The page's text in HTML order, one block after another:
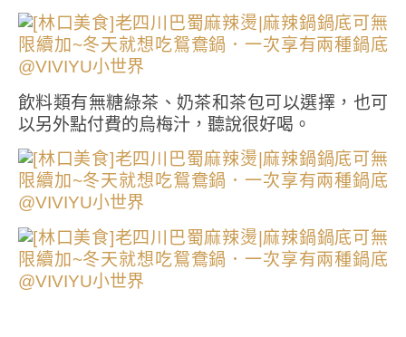
飲料類有無糖綠茶、奶茶和茶包可以選擇，也可
以另外點付費的烏梅汁，聽說很好喝。